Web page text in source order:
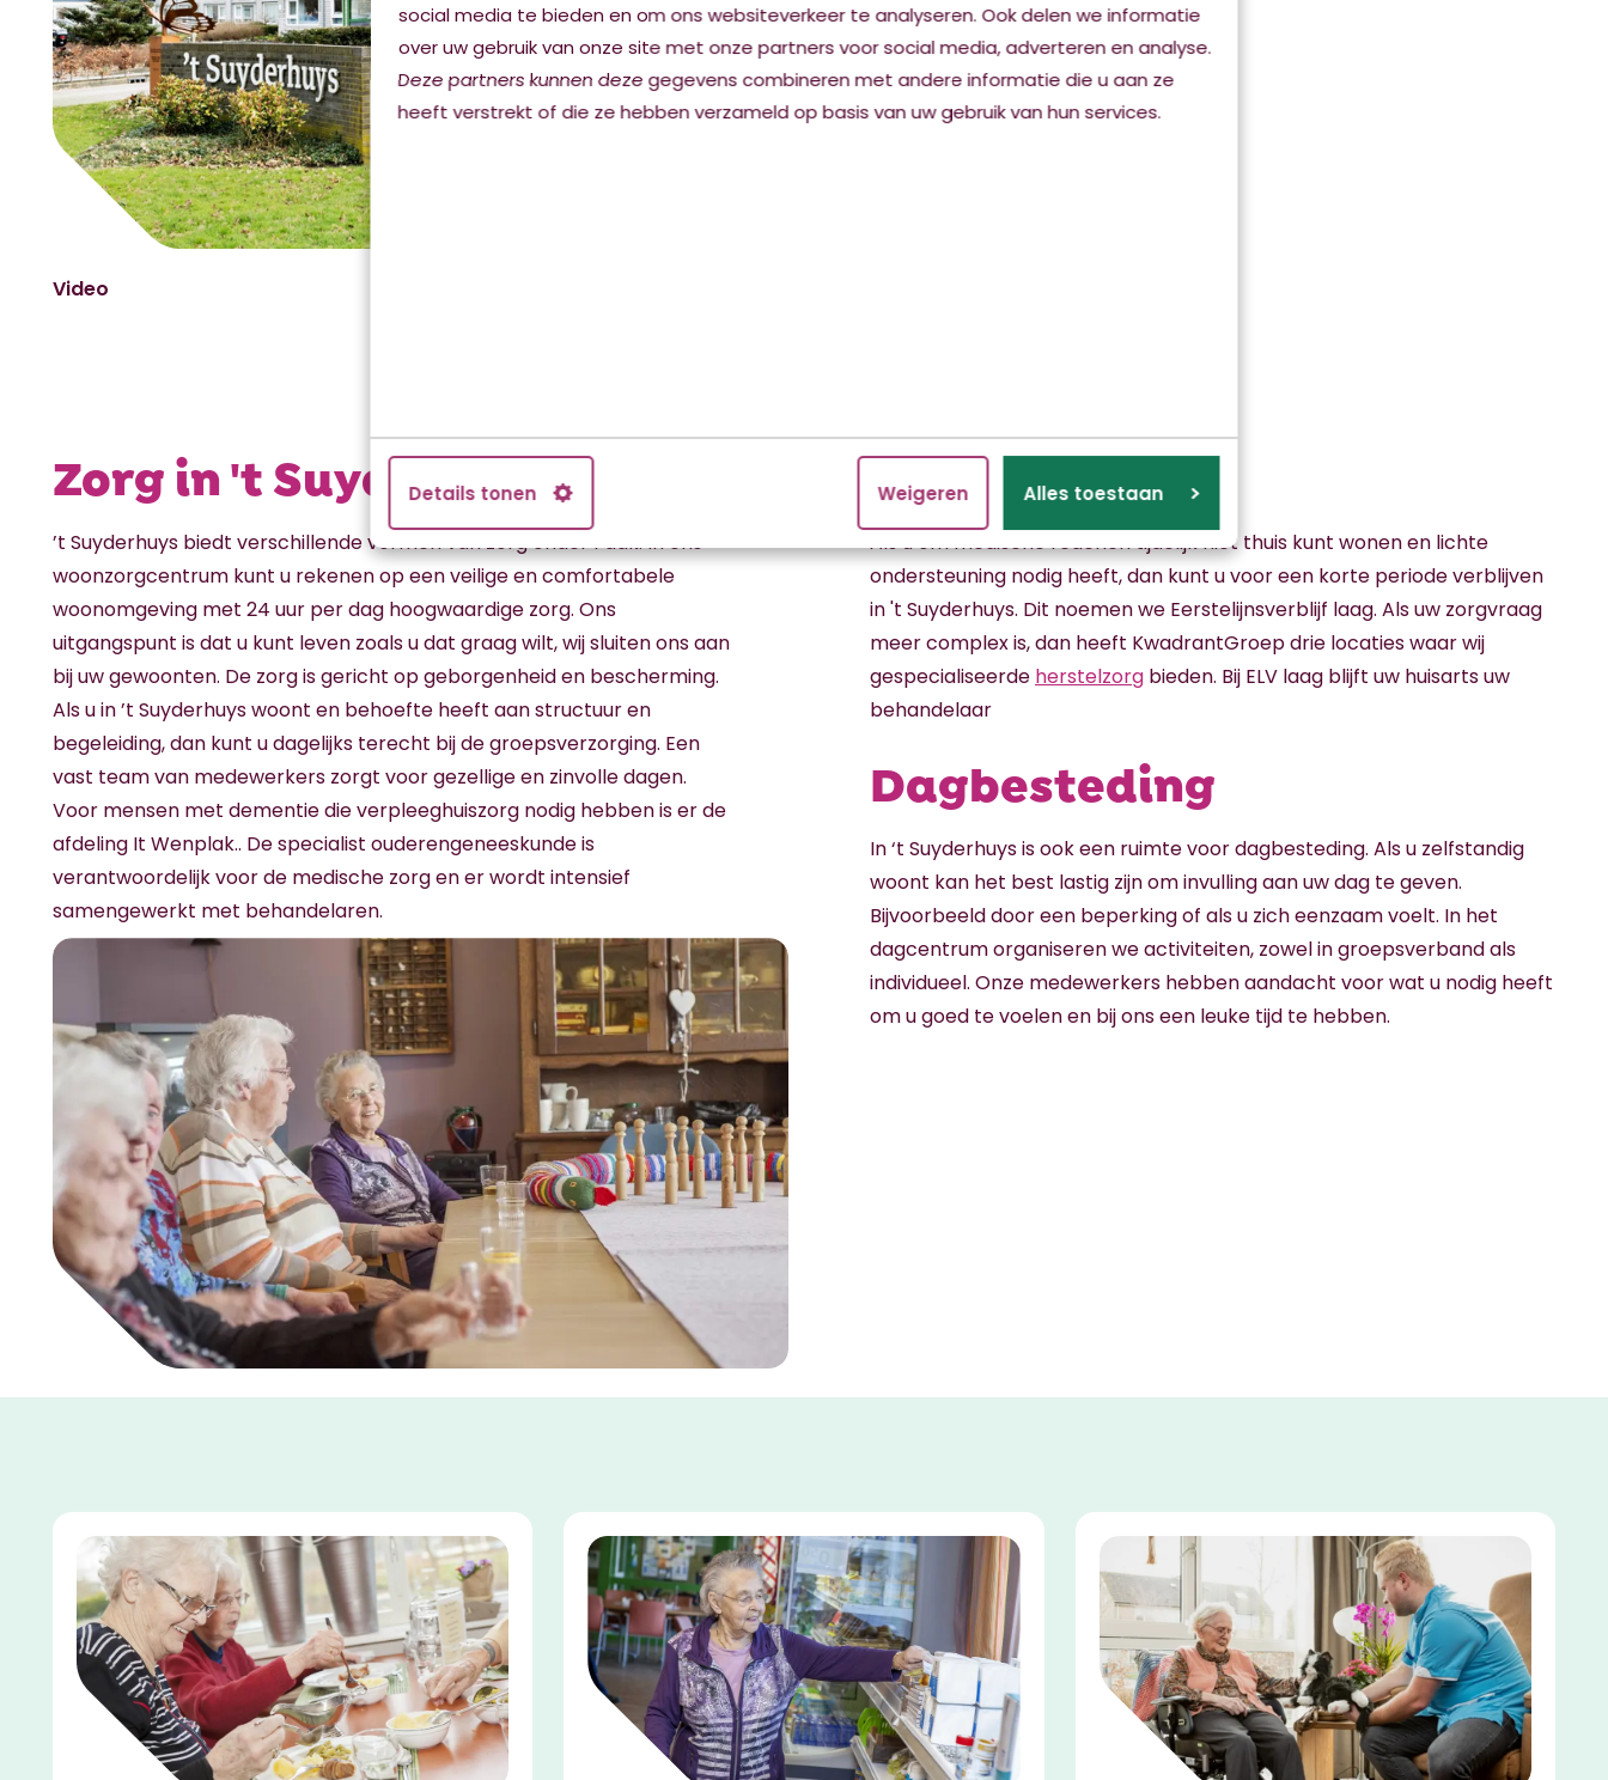
social media te bieden en om ons websiteverkeer te analyseren. Ook delen we informatie
over uw gebruik van onze site met onze partners voor social media, adverteren en analyse.
Deze partners kunnen deze gegevens combineren met andere informatie die u aan ze
heeft verstrekt of die ze hebben verzameld op basis van uw gebruik van hun services.
Details tonen Weigeren Alles toestaan
Video
Zorg in 't Suyderhuys
’t Suyderhuys biedt verschillende vormen van zorg onder 1 dak. In ons
woonzorgcentrum kunt u rekenen op een veilige en comfortabele
woonomgeving met 24 uur per dag hoogwaardige zorg. Ons
uitgangspunt is dat u kunt leven zoals u dat graag wilt, wij sluiten ons aan
bij uw gewoonten. De zorg is gericht op geborgenheid en bescherming.
Als u in ’t Suyderhuys woont en behoefte heeft aan structuur en
begeleiding, dan kunt u dagelijks terecht bij de groepsverzorging. Een
vast team van medewerkers zorgt voor gezellige en zinvolle dagen.
Voor mensen met dementie die verpleeghuiszorg nodig hebben is er de
afdeling It Wenplak.. De specialist ouderengeneeskunde is
verantwoordelijk voor de medische zorg en er wordt intensief
samengewerkt met behandelaren.
Herstelzorg
Als u om medische redenen tijdelijk niet thuis kunt wonen en lichte
ondersteuning nodig heeft, dan kunt u voor een korte periode verblijven
in 't Suyderhuys. Dit noemen we Eerstelijnsverblijf laag. Als uw zorgvraag
meer complex is, dan heeft KwadrantGroep drie locaties waar wij
gespecialiseerde herstelzorg bieden. Bij ELV laag blijft uw huisarts uw
behandelaar
Dagbesteding
In ‘t Suyderhuys is ook een ruimte voor dagbesteding. Als u zelfstandig
woont kan het best lastig zijn om invulling aan uw dag te geven.
Bijvoorbeeld door een beperking of als u zich eenzaam voelt. In het
dagcentrum organiseren we activiteiten, zowel in groepsverband als
individueel. Onze medewerkers hebben aandacht voor wat u nodig heeft
om u goed te voelen en bij ons een leuke tijd te hebben.